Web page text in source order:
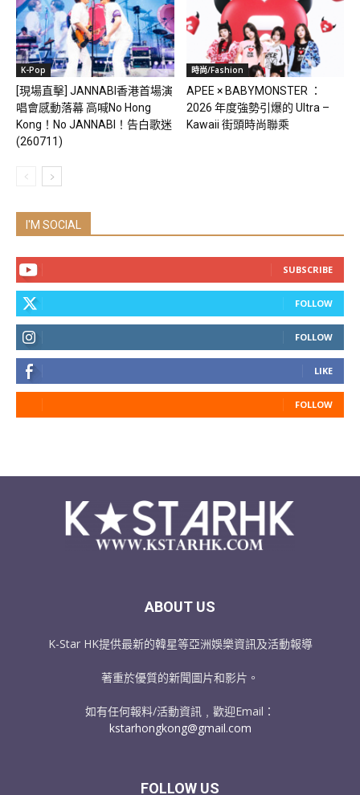
K-Pop
[現場直擊] JANNABI香港首場演
唱會感動落幕 高喊No Hong
Kong！No JANNABI！告白歌迷
(260711)
時尚/Fashion
APEE × BABYMONSTER ：
2026 年度強勢引爆的 Ultra –
Kawaii 街頭時尚聯乘
I'M SOCIAL
SUBSCRIBE
FOLLOW
FOLLOW
LIKE
FOLLOW
ABOUT US
K-Star HK提供最新的韓星等亞洲娛樂資訊及活動報導
著重於優質的新聞圖片和影片。
如有任何報料/活動資訊﹐歡迎Email：
kstarhongkong@gmail.com
FOLLOW US